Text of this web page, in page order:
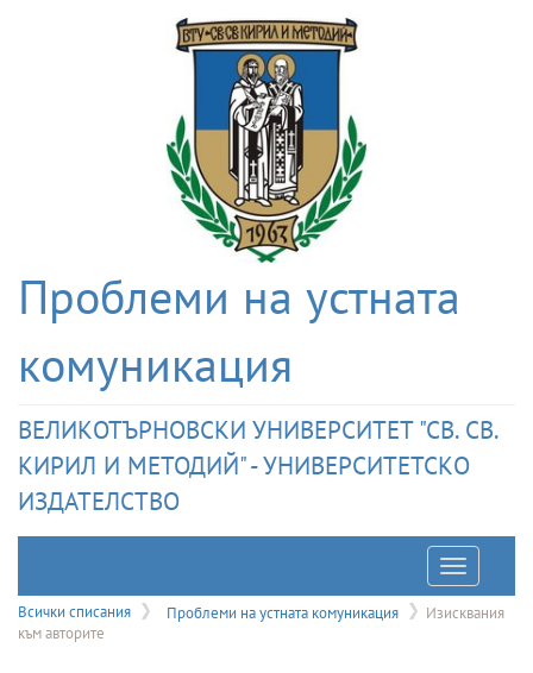
Проблеми на устната
комуникация
ВЕЛИКОТЪРНОВСКИ УНИВЕРСИТЕТ "СВ. СВ.
КИРИЛ И МЕТОДИЙ" - УНИВЕРСИТЕТСКО
ИЗДАТЕЛСТВО
Отваряне
на
Всички списания Проблеми на устната комуникация
Изисквания
към авторите